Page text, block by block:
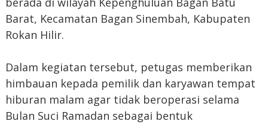
Barat, Kecamatan Bagan Sinembah, Kabupaten
Rokan Hilir.
Dalam kegiatan tersebut, petugas memberikan
himbauan kepada pemilik dan karyawan tempat
hiburan malam agar tidak beroperasi selama
Bulan Suci Ramadan sebagai bentuk